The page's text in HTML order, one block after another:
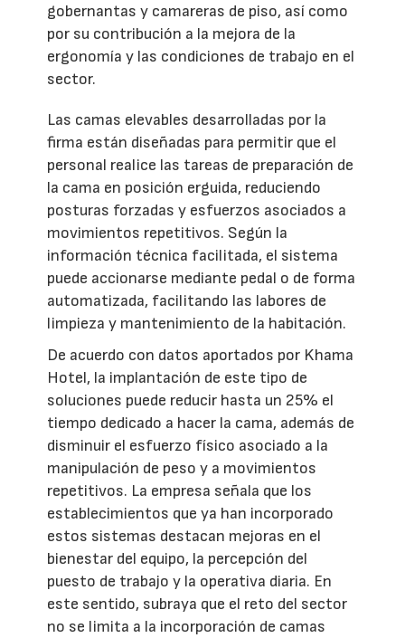
gobernantas y camareras de piso, así como
por su contribución a la mejora de la
ergonomía y las condiciones de trabajo en el
sector.
Las camas elevables desarrolladas por la
firma están diseñadas para permitir que el
personal realice las tareas de preparación de
la cama en posición erguida, reduciendo
posturas forzadas y esfuerzos asociados a
movimientos repetitivos. Según la
información técnica facilitada, el sistema
puede accionarse mediante pedal o de forma
automatizada, facilitando las labores de
limpieza y mantenimiento de la habitación.
De acuerdo con datos aportados por Khama
Hotel, la implantación de este tipo de
soluciones puede reducir hasta un 25% el
tiempo dedicado a hacer la cama, además de
disminuir el esfuerzo físico asociado a la
manipulación de peso y a movimientos
repetitivos. La empresa señala que los
establecimientos que ya han incorporado
estos sistemas destacan mejoras en el
bienestar del equipo, la percepción del
puesto de trabajo y la operativa diaria. En
este sentido, subraya que el reto del sector
no se limita a la incorporación de camas